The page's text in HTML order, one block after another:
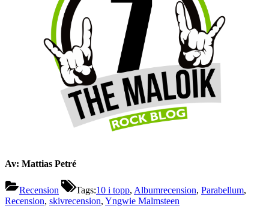
Av: Mattias Petré
Recension Tags:10 i topp, Albumrecension, Parabellum,
Recension, skivrecension, Yngwie Malmsteen